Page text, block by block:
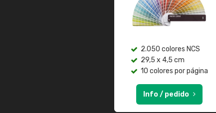
2.050 colores NCS
29,5 x 4,5 cm
10 colores por página
Info / pedido